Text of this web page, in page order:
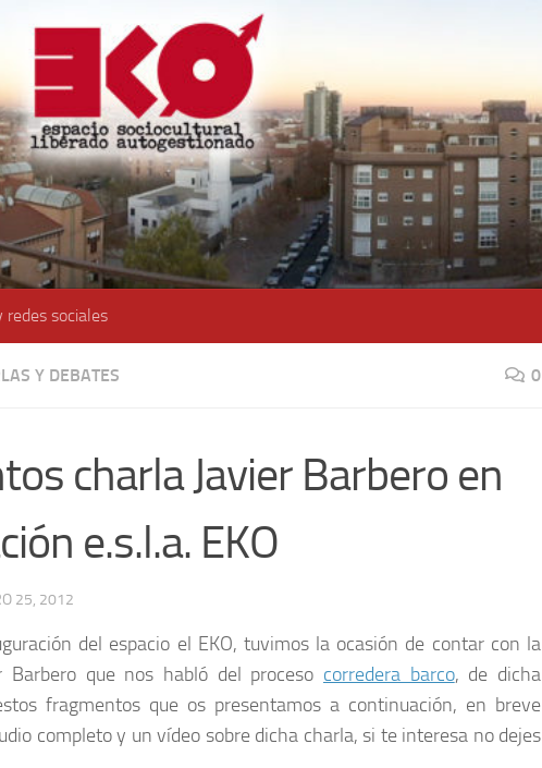
redes sociales
Y DEBATES 0
charla Javier Barbero en
e.s.l.a. EKO
25, 2012
del espacio el EKO, tuvimos la ocasión de contar con la
Barbero que nos habló del proceso corredera barco, de dicha
fragmentos que os presentamos a continuación, en breve
completo y un vídeo sobre dicha charla, si te interesa no dejes